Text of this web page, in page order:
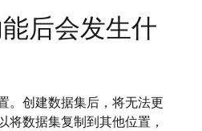
后会发生什
。创建数据集后，将无法更
将数据集复制到其他位置，